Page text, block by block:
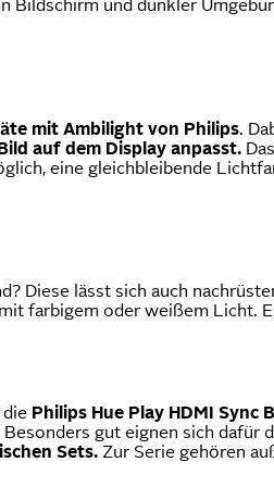
Bildschirm und dunkler
mit Ambilight von Philips.
auf dem Display anpasst.
eine gleichbleibende
Diese lässt sich auch
farbigem oder weißem Licht.
die Philips Hue Play HDMI Sync
gut eignen sich dafür
Sets. Zur Serie gehören